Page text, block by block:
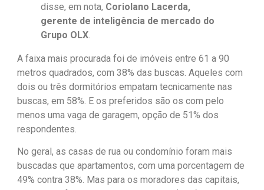
disse, em nota, Coriolano Lacerda,
gerente de inteligência de mercado do
Grupo OLX.
A faixa mais procurada foi de imóveis entre 61 a 90
metros quadrados, com 38% das buscas. Aqueles com
dois ou três dormitórios empatam tecnicamente nas
buscas, em 58%. E os preferidos são os com pelo
menos uma vaga de garagem, opção de 51% dos
respondentes.
No geral, as casas de rua ou condomínio foram mais
buscadas que apartamentos, com uma porcentagem de
49% contra 38%. Mas para os moradores das capitais,